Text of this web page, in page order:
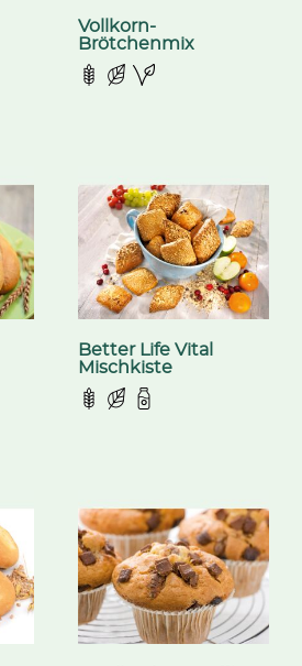
Vollkorn-
Brötchenmix
Better Life Vital
Mischkiste